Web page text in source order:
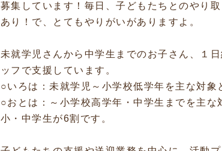
募集しています！毎日、子どもたちとのやり
あり！で、とてもやりがいがありますよ。
未就学児さんから中学生までのお子さん、１
ッフで支援しています。
○いろは：未就学児～小学校低学年を主な対象
○おとは：～小学校高学年・中学生までを主な
小・中学生が6割です。